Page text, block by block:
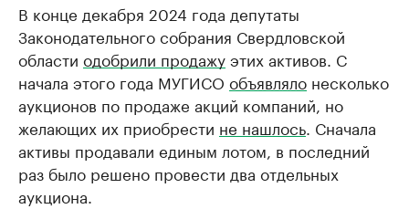
В конце декабря 2024 года депутаты
Законодательного собрания Свердловской
области одобрили продажуэтих активов. С
начала этого года МУГИСО объявляло несколько
аукционов по продаже акций компаний, но
желающих их приобрести не нашлось . Сначала
активы продавали единым лотом, в последний
раз было решено провести два отдельных
аукциона.